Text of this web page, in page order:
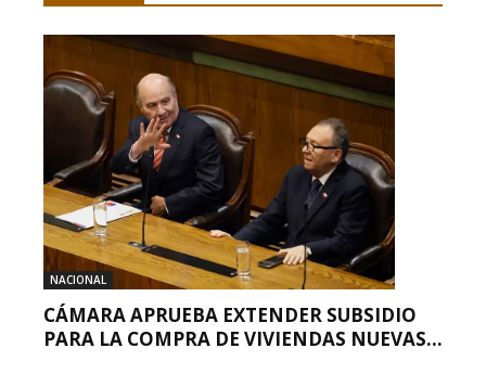
NACIONAL
CÁMARA APRUEBA EXTENDER SUBSIDIO
PARA LA COMPRA DE VIVIENDAS NUEVAS...